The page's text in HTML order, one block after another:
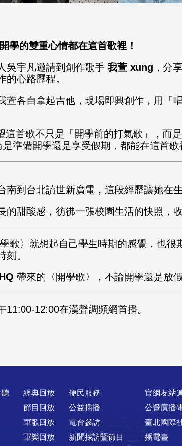
的雙重心情都在這首歌裡！
吳宇凡邀請到創作歌手 我萱 xung ，分
心路歷程。
各自拿起吉他，現場即興創作，用「
首歌不只是「開學前的打氣歌」，而
準備開學還是享受假期，都能在這首歌
到台北讀世新廣電，這段經歷讓她在
甜酸感，彷彿一張校園生活的快照，
歌〉就想起自己學生時期的感覺，也
。
帶來的〈開學歌〉，不論開學還是放
11:00-12:00在漢聲調頻網首播。
聽
經典回放
節目回放
軍歌回放
軍樂回放
便民服務
公益插播
電台參訪
新聞採訪暨節目
官網友站
公營廣播
臺北國際
播電臺